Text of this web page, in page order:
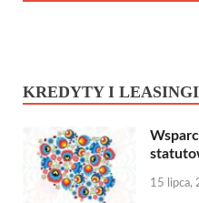
KREDYTY I LEASINGI
15 lipca,